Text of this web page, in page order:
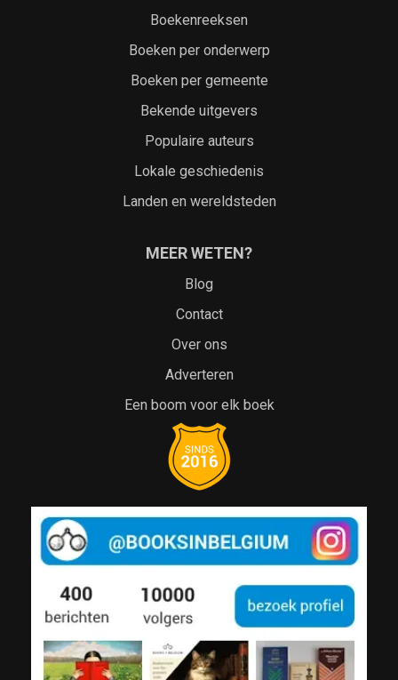
Boekenreeksen
Boeken per onderwerp
Boeken per gemeente
Bekende uitgevers
Populaire auteurs
Lokale geschiedenis
Landen en wereldsteden
MEER WETEN?
Blog
Contact
Over ons
Adverteren
Een boom voor elk boek